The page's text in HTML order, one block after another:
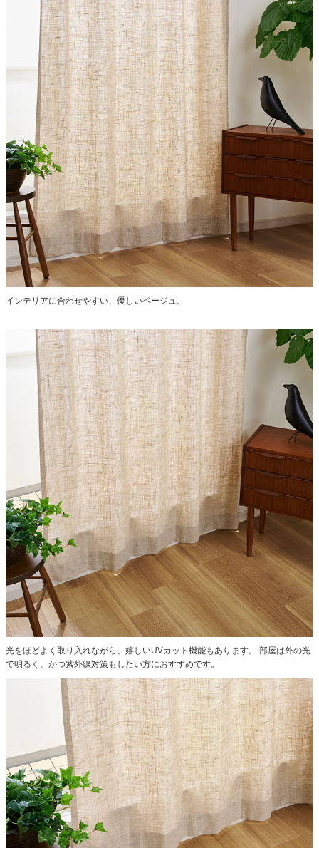
インテリアに合わせやすい、優しいベージュ。
光をほどよく取り入れながら、嬉しいUVカット機能もあります。
部屋は外の光
で明るく、かつ紫外線対策もしたい方におすすめです。